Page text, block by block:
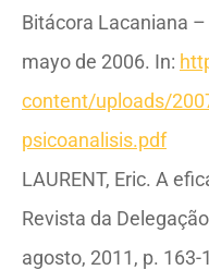
Bitácora Lacaniana
mayo de 2006. In:
content/uploads/
psicoanalisis.pdf
LAURENT, Eric. A
Revista da
agosto, 2011, p. 163-